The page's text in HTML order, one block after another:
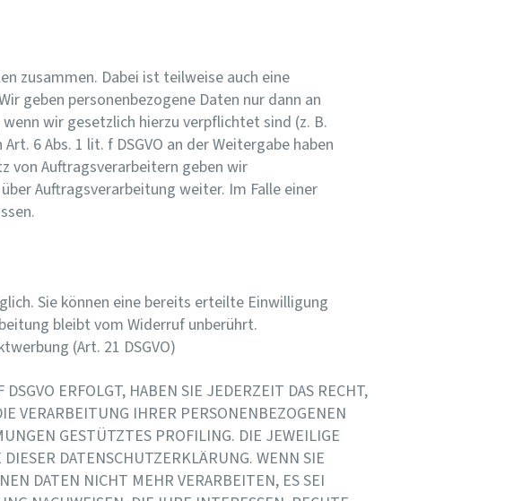
zusammen. Dabei ist teilweise auch eine
geben personenbezogene Daten nur dann an
wir gesetzlich hierzu verpflichtet sind (z. B.
6 Abs. 1 lit. f DSGVO an der Weitergabe haben
von Auftragsverarbeitern geben wir
Auftragsverarbeitung weiter. Im Falle einer
Sie können eine bereits erteilte Einwilligung
bleibt vom Widerruf unberührt.
(Art. 21 DSGVO)
ERFOLGT, HABEN SIE JEDERZEIT DAS RECHT,
VERARBEITUNG IHRER PERSONENBEZOGENEN
GESTÜTZTES PROFILING. DIE JEWEILIGE
DATENSCHUTZERKLÄRUNG. WENN SIE
DATEN NICHT MEHR VERARBEITEN, ES SEI